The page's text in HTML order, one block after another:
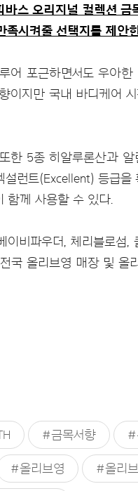
스 오리지널 컬렉션 금
시켜줄 선택지를 제안
어 포근하면서도 우아한
이지만 국내 바디케어
한 5종 히알루론산과
런트(Excellent) 등급을
함께 사용할 수 있다.
비파우더, 체리블로섬,
국 올리브영 매장 및 올
#금목서향 #
#올리브영 #올리